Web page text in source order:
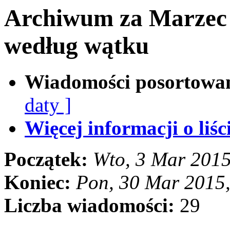
Archiwum za
według wątku
Wiadomości
daty ]
Więcej informacji o
Początek: Wto, 3 Mar
Koniec: Pon, 30 Mar
Liczba wiadomości: 29